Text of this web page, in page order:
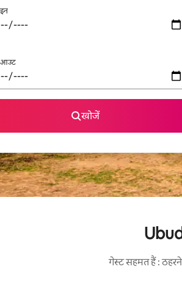
खोजें
गेस्ट सहमत हैं :